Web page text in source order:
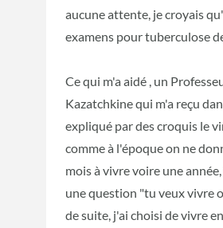
aucune attente, je croyais
examens pour tuberculose
Ce qui m'a aidé , un
Kazatchkine qui m'a reçu
expliqué par des croquis le
comme à l'époque on ne
mois à vivre voire une
une question "tu veux vivre
de suite, j'ai choisi de vivre